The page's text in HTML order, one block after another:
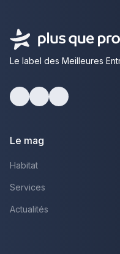
Le label des Meilleures
Le mag
Habitat
Services
Actualités